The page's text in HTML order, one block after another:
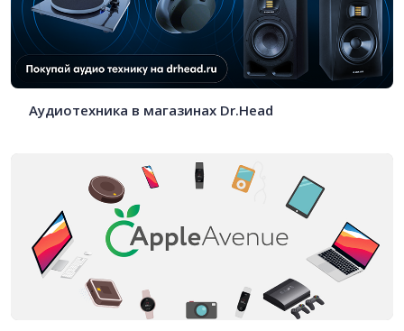
Аудиотехника в магазинах Dr.Head